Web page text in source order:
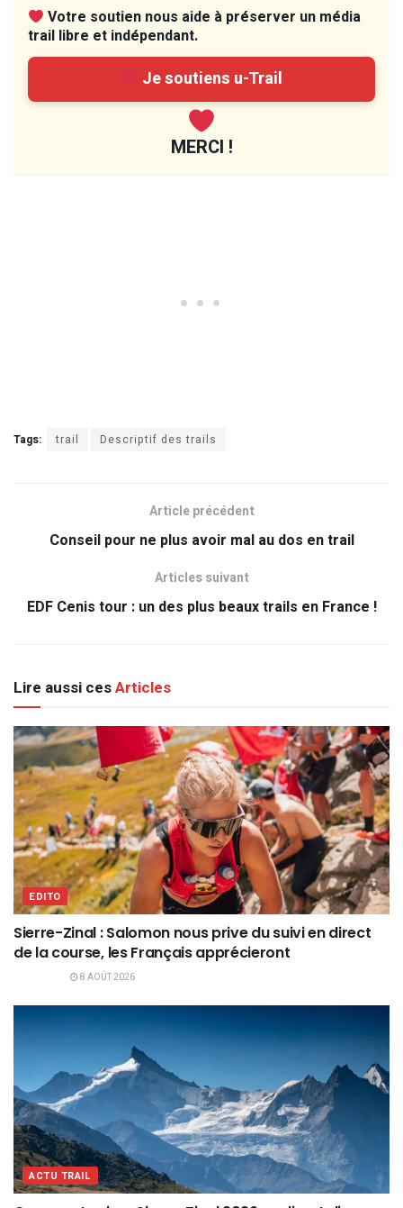
Votre soutien nous aide à préserver un média
trail libre et indépendant.
Je soutiens u-Trail
MERCI !
Tags: trail Descriptif des trails
Article précédent
Conseil pour ne plus avoir mal au dos en trail
Articles suivant
EDF Cenis tour : un des plus beaux trails en France !
Lire aussi cesArticles
EDITO
Sierre-Zinal : Salomon nous prive du suivi en direct
de la course, les Français apprécieront
8 AOÛT 2026
ACTU TRAIL